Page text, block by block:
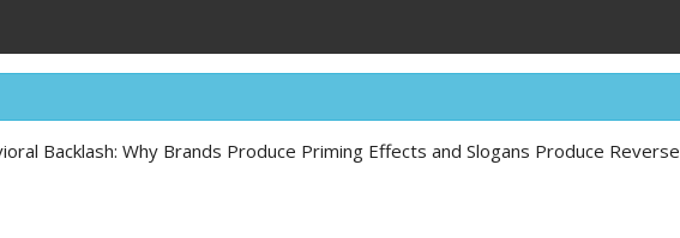
Backlash: Why Brands Produce Priming Effects and Slogans Produce Reverse